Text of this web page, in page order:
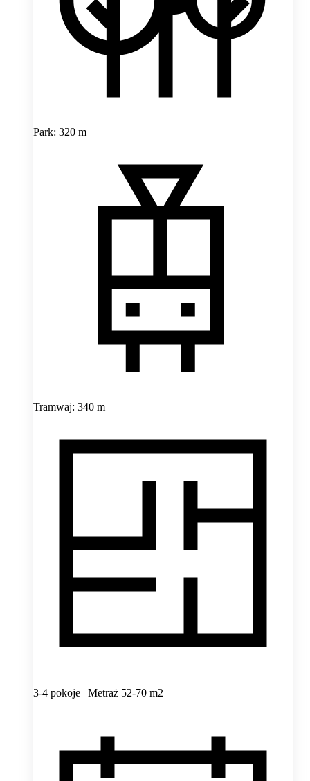
Park: 320 m
Tramwaj: 340 m
3-4 pokoje | Metraż 52-70 m2